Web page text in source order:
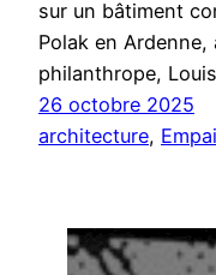
sur un bâtiment
Polak en Ardenne,
philanthrope,
26 octobre 2025
architecture,